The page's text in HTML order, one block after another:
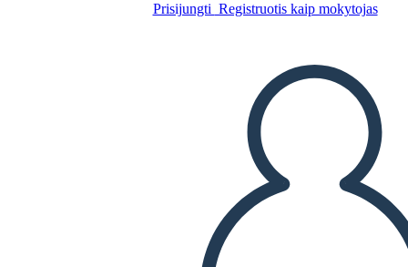
Prisijungti Registruotis kaip mokytojas
SUKURTI SIUŽETINĘ LENTĄ
PALEISTI SKAIDRIŲ DEMONSTRACIJĄ
SKAITYK MAN